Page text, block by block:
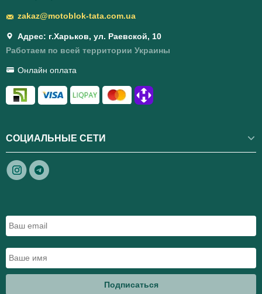
zakaz@motoblok-tata.com.ua
Адрес: г.Харьков, ул. Раевской, 10
Работаем по всей территории Украины
Онлайн оплата
СОЦИАЛЬНЫЕ СЕТИ
Подписаться